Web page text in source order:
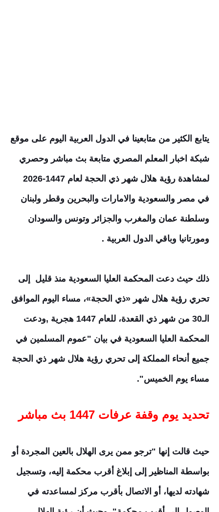
يتابع الكثير من متابعينا في الدول العربية اليوم على موقع
شبكة اخبار المعلم المصري متابعة بث مباشر وحصري
لمشاهدة رؤية هلال شهر ذي الحجة لعام 1447-2026
في مصر والسعودية والامارات والبحرين وقطر ولبنان
وسلطنة عمان والمغرب والجزائر وتونس والسودان
ومورتانيا وباقي الدول العربية .
ذلك حيث دعت المحكمة العليا السعودية منذ قليل إلى
تحري رؤية هلال شهر «ذي الحجة»، مساء اليوم الموافق
الـ30 من شهر ذي القعدة، للعام 1447 هجرية ,ودعت
المحكمة العليا السعودية في بيان "عموم المسلمين في
جميع أنحاء المملكة إلى تحري رؤية هلال شهر ذي الحجة
مساء يوم الخميس".
تحديد يوم وقفة عرفات 1447 بث مباشر
حيث قالت إنها "ترجو ممن يرى الهلال بالعين المجردة أو
بواسطة المناظير إلى إبلاغ أقرب محكمة إليه، وتسجيل
شهادته لديها، أو الاتصال بأقرب مركز لمساعدته في